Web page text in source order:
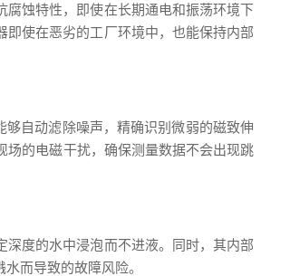
蚀特性，即使在长期通电和振荡环境下
使在恶劣的工厂环境中，也能保持内部
自动滤除噪声，精确识别微弱的磁致伸
场的电磁干扰，确保测量数据不会出现跳
度的水中浸泡而不进液。同时，其内部
而导致的故障风险。